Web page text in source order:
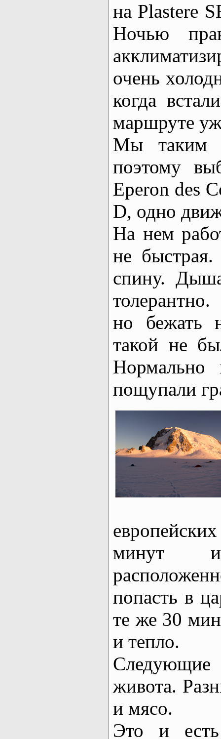
на Plastere
Ночью
очень
когда
маршруте
Мы таким
поэтому
Eperon des
D, одно
На нем
не
спину.
но бежать
такой не
Нормально
пощупали
минут
попасть в
те же 30
и тепло.
живота.
и мясо.
Это и есть